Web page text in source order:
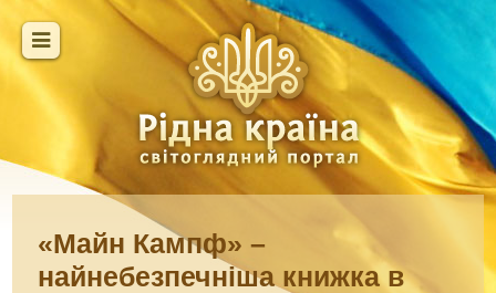
«Майн Кампф» –
найнебезпечніша книжка в